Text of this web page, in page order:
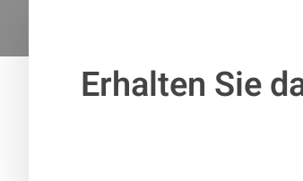
Erhalten Sie